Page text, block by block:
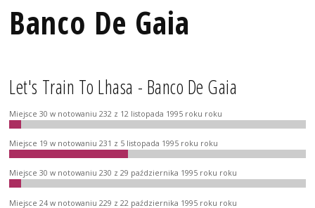
Banco De Gaia
Let's Train To Lhasa - Banco De Gaia
Miejsce 30 w notowaniu 232 z 12 listopada 1995 roku roku
Miejsce 19 w notowaniu 231 z 5 listopada 1995 roku roku
Miejsce 30 w notowaniu 230 z 29 października 1995 roku roku
Miejsce 24 w notowaniu 229 z 22 października 1995 roku roku